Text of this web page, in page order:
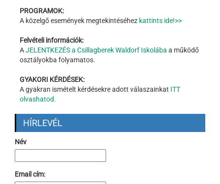
PROGRAMOK:
A közelgő események megtekintéséhez kattints ide!>>
Felvételi információk:
AJELENTKEZÉS a Csillagberek Waldorf Iskolába a működő
osztályokba folyamatos.
GYAKORI KÉRDÉSEK:
A gyakran ismételt kérdésekre adott válaszainkat ITT
olvashatod.
HÍRLEVÉL
Név
Email cím: